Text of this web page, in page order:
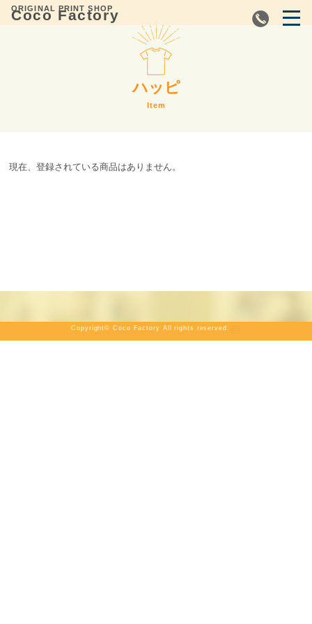
ORIGINAL PRINT SHOP
Coco Factoryお気軽にお問い合わせください
0798-38-8427
ハッピ
Item
現在、登録されている商品はありません。
Copyright© Coco Factory All rights reserved.